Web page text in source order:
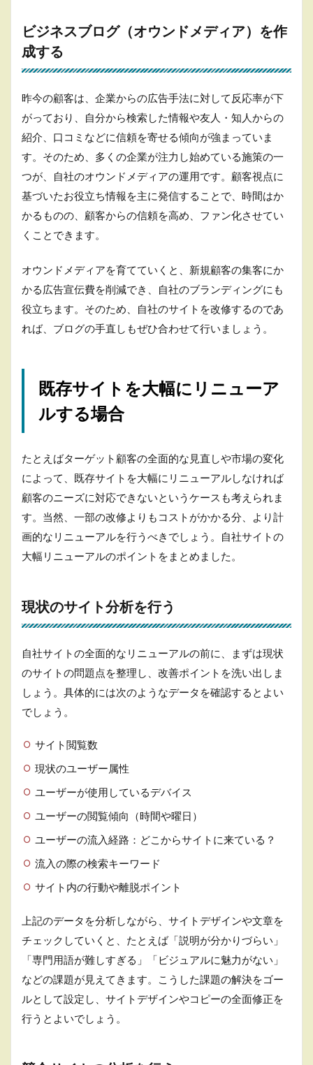
ビジネスブログ（オウンドメディア）を作
成する
昨今の顧客は、企業からの広告手法に対して反応率が下
がっており、自分から検索した情報や友人・知人からの
紹介、口コミなどに信頼を寄せる傾向が強まっていま
す。そのため、多くの企業が注力し始めている施策の一
つが、自社のオウンドメディアの運用です。顧客視点に
基づいたお役立ち情報を主に発信することで、時間はか
かるものの、顧客からの信頼を高め、ファン化させてい
くことできます。
オウンドメディアを育てていくと、新規顧客の集客にか
かる広告宣伝費を削減でき、自社のブランディングにも
役立ちます。そのため、自社のサイトを改修するのであ
れば、ブログの手直しもぜひ合わせて行いましょう。
既存サイトを大幅にリニューア
ルする場合
たとえばターゲット顧客の全面的な見直しや市場の変化
によって、既存サイトを大幅にリニューアルしなければ
顧客のニーズに対応できないというケースも考えられま
す。当然、一部の改修よりもコストがかかる分、より計
画的なリニューアルを行うべきでしょう。自社サイトの
大幅リニューアルのポイントをまとめました。
現状のサイト分析を行う
自社サイトの全面的なリニューアルの前に、まずは現状
のサイトの問題点を整理し、改善ポイントを洗い出しま
しょう。具体的には次のようなデータを確認するとよい
でしょう。
サイト閲覧数
現状のユーザー属性
ユーザーが使用しているデバイス
ユーザーの閲覧傾向（時間や曜日）
ユーザーの流入経路：どこからサイトに来ている？
流入の際の検索キーワード
サイト内の行動や離脱ポイント
上記のデータを分析しながら、サイトデザインや文章を
チェックしていくと、たとえば「説明が分かりづらい」
「専門用語が難しすぎる」「ビジュアルに魅力がない」
などの課題が見えてきます。こうした課題の解決をゴー
ルとして設定し、サイトデザインやコピーの全面修正を
行うとよいでしょう。